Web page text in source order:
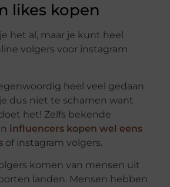
likes kopen
het al, maar je kunt heel
volgers voor instagram
heel veel gedaan
dus niet te schamen want
het! Zelfs bekende
influencers kopen wel eens
of instagram volgers.
komen van mensen uit
landen. Mensen hebben